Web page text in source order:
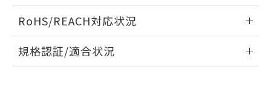
ドすることができます。
ログイン/会員登録
RoHS/REACH対応状況
EU RoHS 注意事項・凡例
規格認証/適合状況
欄に対応日を記載しておりました。
既に当社にて対応品への在庫切替を完了
していることから、特段のことがない限
り、2022年1月12日より割愛しておりま
す。